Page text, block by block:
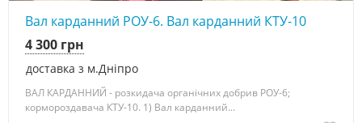
Вал карданний РОУ-6. Вал карданний КТУ-10
доставка з м.Дніпро
4 300 грн
ВАЛ КАРДАННИЙ - розкидача органічних добрив РОУ-6;
кормороздавача КТУ-10. 1) Вал карданний...